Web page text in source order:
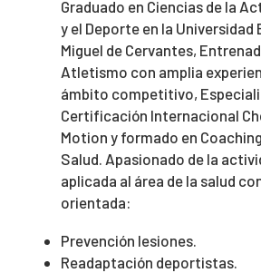
Graduado en Ciencias de la
y el Deporte en la Universidad
Miguel de Cervantes,
Atletismo con amplia
ámbito competitivo,
Certificación Internacional
Motion y formado en
Salud. Apasionado de la
aplicada al área de la salud
orientada:
Prevención lesiones.
Readaptación deportistas.